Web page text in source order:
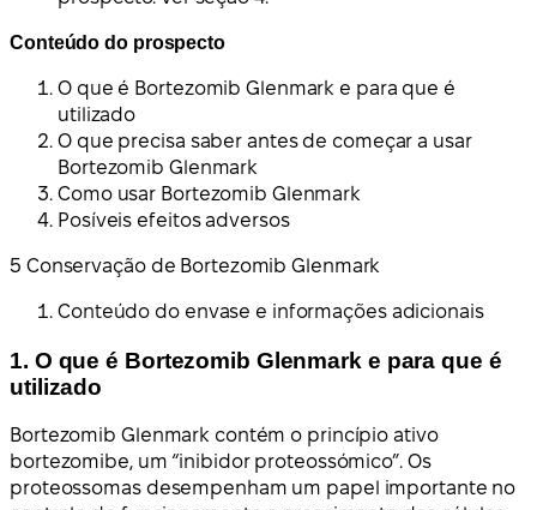
Conteúdo do prospecto
O que é Bortezomib Glenmark e para que é
utilizado
O que precisa saber antes de começar a usar
Bortezomib Glenmark
Como usar Bortezomib Glenmark
Posíveis efeitos adversos
5 Conservação de Bortezomib Glenmark
Conteúdo do envase e informações adicionais
1. O que é Bortezomib Glenmark e para que é
utilizado
Bortezomib Glenmark contém o princípio ativo
bortezomibe, um “inibidor proteossómico”. Os
proteossomas desempenham um papel importante no